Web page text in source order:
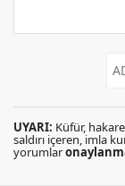
UYARI: Küfür,
saldırı içeren, imla
yorumlar